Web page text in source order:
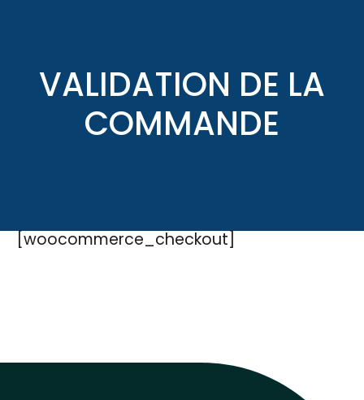
VALIDATION DE LA
COMMANDE
[woocommerce_checkout]